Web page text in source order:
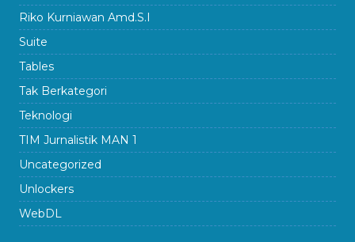
Riko Kurniawan Amd.S.I
Suite
Tables
Tak Berkategori
Teknologi
TIM Jurnalistik MAN 1
Uncategorized
Unlockers
WebDL